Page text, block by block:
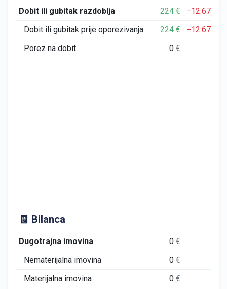
Dobit ili gubitak razdoblja
224€ −12.675
Dobit ili gubitak prije oporezivanja
224€ −12.675
Porez na dobit
0€ 0
🧾 Bilanca
Dugotrajna imovina 0€ 0
Nematerijalna imovina
0€ 0
Materijalna imovina
0€ 0